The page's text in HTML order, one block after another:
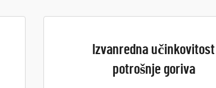
Izvanredna učinkovitost
potrošnje goriva